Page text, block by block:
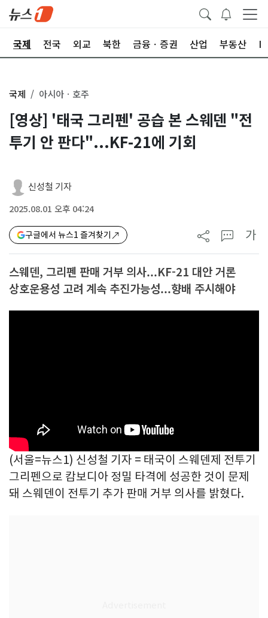
국제 전국 외교 북한 금융ㆍ증권 산업 부동산
국제 아시아ㆍ호주
[영상] '태국 그리펜' 공습 본 스웨덴 "전
투기 안 판다"...KF-21에 기회
신성철 기자
2025.08.01 오후 04:24
구글에서 뉴스1 즐겨찾기 가
스웨덴, 그리펜 판매 거부 의사...KF-21 대안 거론
상호운용성 고려 계속 추진가능성...향배 주시해야
(서울=뉴스1) 신성철 기자 = 태국이 스웨덴제 전투기
그리펜으로 캄보디아 정밀 타격에 성공한 것이 문제
돼 스웨덴이 전투기 추가 판매 거부 의사를 밝혔다.